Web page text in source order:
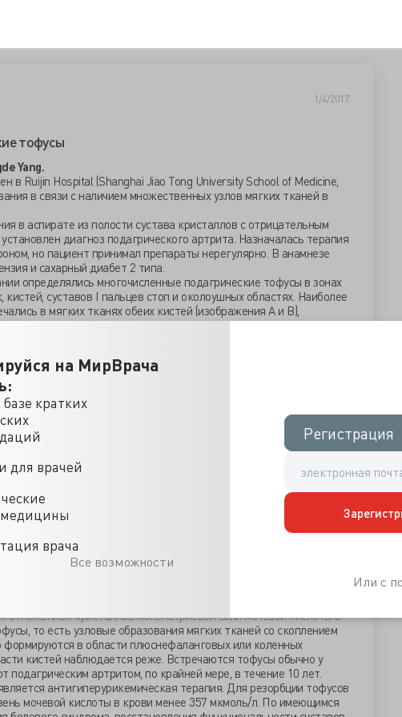
на МирВрача
кратких
для врачей
медицины
врача
Все возможности
Регистрация
Регистрация
Или с
1/4/2017
тофусы
Yang.
в Ruijin Hospital (Shanghai Jiao Tong University School of Medicine,
в связи с наличием множественных узлов мягких тканей в
в аспирате из полости сустава кристаллов с отрицательным
диагноз подагрического артрита. Назначалась терапия
но пациент принимал препараты нерегулярно. В анамнезе
и сахарный диабет 2 типа.
определялись многочисленные подагрические тофусы в зонах
суставов I пальцев стоп и околоушных областях. Наиболее
в мягких тканях обеих кистей (изображения А и В),
ограничением сгибания и разгибания в суставах.
уровень креатинина повышен до 137 мкмоль/л (при норме 62-
– до 725 мкмоль/л (при норме 208-428 мкмоль/л).
эрозивно-тофусной формы подагры, для снижения уровня мочевой
После одного месяца лечения уровень мочевой
л, однако пациент отказался от последующих биохимических
хирургического лечения. В связи с этим, дальнейшая динамика
распространенное заболевание метаболической
отложением кристаллов мононатриевой соли мочевой кислоты в
то есть узловые образования мягких тканей со скоплением
формируются в области плюснефаланговых или коленных
кистей наблюдается реже. Встречаются тофусы обычно у
подагрическим артритом, по крайней мере, в течение 10 лет.
антигиперурикемическая терапия. Для резорбции тофусов
мочевой кислоты в крови менее 357 мкмоль/л. По имеющимся